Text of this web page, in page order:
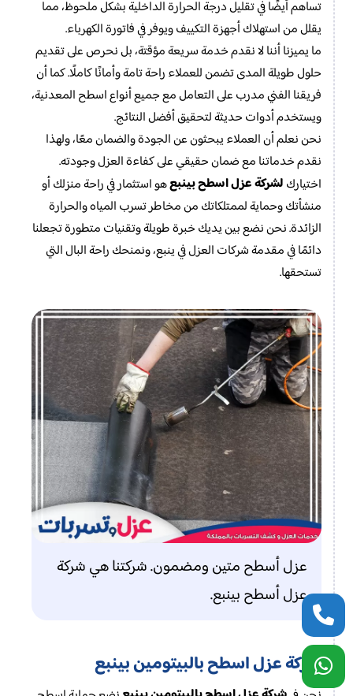
تساهم أيضًا في تقليل درجة الحرارة الداخلية بشكل ملحوظ، مما
يقلل من استهلاك أجهزة التكييف ويوفر في فاتورة الكهرباء.
ما يميزنا أننا لا نقدم خدمة سريعة مؤقتة، بل نحرص على تقديم
حلول طويلة المدى تضمن للعملاء راحة تامة وأمانًا كاملًا. كما أن
فريقنا الفني مدرب على التعامل مع جميع أنواع اسطح المعدنية،
ويستخدم أدوات حديثة لتحقيق أفضل النتائج.
نحن نعلم أن العملاء يبحثون عن الجودة والضمان معًا، ولهذا
نقدم خدماتنا مع ضمان حقيقي على كفاءة العزل وجودته.
اختياركلشركة عزل اسطح بينبعهو استثمار في راحة منزلك أو
منشأتك وحماية لممتلكاتك من مخاطر تسرب المياه والحرارة
الزائدة. نحن نضع بين يديك خبرة طويلة وتقنيات متطورة تجعلنا
دائمًا في مقدمة شركات العزل في ينبع، ونمنحك راحة البال التي
تستحقها.
عزل أسطح متين ومضمون. شركتنا هي شركة
عزل أسطح بينبع.
شركة عزل اسطح بالبيتومين بينبع